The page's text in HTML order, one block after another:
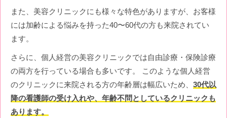
また、美容クリニックにも様々な特色がありますが、お客様
には加齢による悩みを持った40〜60代の方も来院されてい
ます。
さらに、個人経営の美容クリニックでは自由診療・保険診療
の両方を行っている場合も多いです。 このような個人経営
のクリニックに来院される方の年齢層は幅広いため、 30代以
降の看護師の受け入れや、年齢不問としているクリニックも
あります。